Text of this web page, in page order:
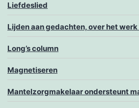
Liefdeslied
Lijden aan gedachten, over het
Long’s column
Magnetiseren
Mantelzorgmakelaar ondersteunt